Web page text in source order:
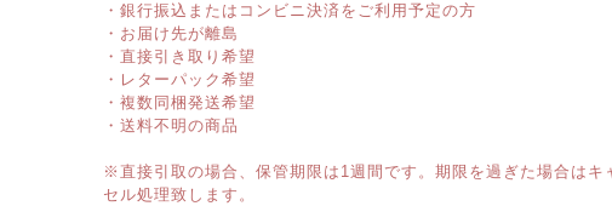
・銀行振込またはコンビニ決済をご利用予定の方
・お届け先が離島
・直接引き取り希望
・レターパック希望
・複数同梱発送希望
・送料不明の商品
※直接引取の場合、保管期限は1週間です。期限を過ぎた場合はキ
セル処理致します。